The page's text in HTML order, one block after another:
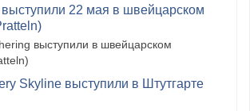
22 мая в швейцарском
выступили в швейцарском
Skyline выступили в Штутгарте